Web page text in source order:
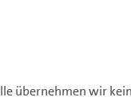
übernehmen wir